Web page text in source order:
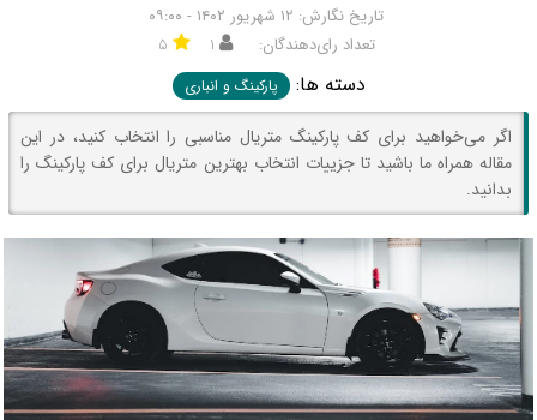
تاریخ نگارش: ۱۲ شهریور ۱۴۰۲ - ۰۹:۰۰
تعداد رای‌دهندگان:
۱ ۵
دسته ها: پارکینگ و انباری
اگر می‌خواهید برای کف پارکینگ متریال مناسبی را انتخاب کنید، در این
مقاله همراه ما باشید تا جزییات انتخاب بهترین متریال برای کف پارکینگ را
بدانید.